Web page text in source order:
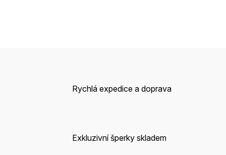
Rychlá expedice a doprava
Exkluzivní šperky skladem